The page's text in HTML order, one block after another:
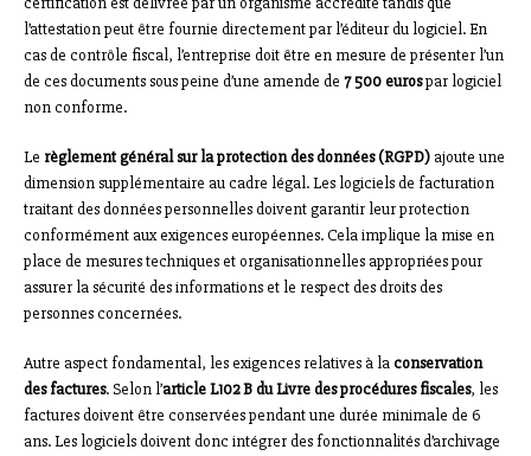
l’attestation peut être fournie directement par l’éditeur du logiciel. En
cas de contrôle fiscal, l’entreprise doit être en mesure de présenter l’un
de ces documents sous peine d’une amende de 7 500 eurospar logiciel
non conforme.
Le règlement général sur la protection des données (RGPD)ajoute une
dimension supplémentaire au cadre légal. Les logiciels de facturation
traitant des données personnelles doivent garantir leur protection
conformément aux exigences européennes. Cela implique la mise en
place de mesures techniques et organisationnelles appropriées pour
assurer la sécurité des informations et le respect des droits des
personnes concernées.
Autre aspect fondamental, les exigences relatives à laconservation
des factures. Selon l’article L102 B du Livre des procédures fiscales, les
factures doivent être conservées pendant une durée minimale de 6
ans. Les logiciels doivent donc intégrer des fonctionnalités d’archivage